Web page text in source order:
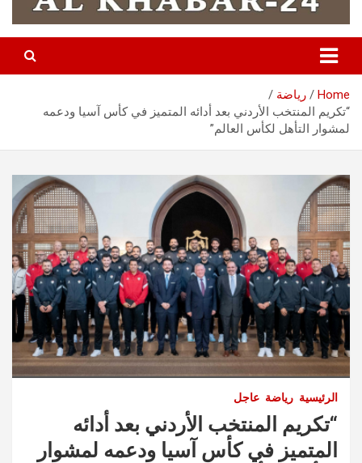
Home
رياضة
“تكريم المنتخب الأردني بعد أدائه المتميز في كأس آسيا ودعمه
لمشوار التأهل لكأس العالم”
الرئيسية رياضة عاجل
“تكريم المنتخب الأردني بعد أدائه
المتميز في كأس آسيا ودعمه لمشوار